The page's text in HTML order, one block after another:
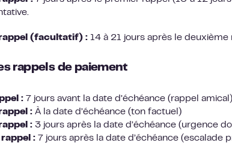
(facultatif) : 14 à 21 jours après le
rappels de paiement
: 7 jours avant la date d’échéance (rappel amical)
: À la date d’échéance (ton factuel)
: 3 jours après la date d’échéance (urgence
: 7 jours après la date d’échéance (escalade